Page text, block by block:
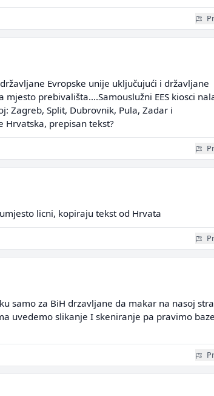
Evropske unije uključujući i državljane
prebivališta....Samouslužni EES kiosci
Zagreb, Split, Dubrovnik, Pula, Zadar i
Hrvatska, prepisan tekst?
licni, kopiraju tekst od Hrvata
samo za BiH drzavljane da makar na nasoj
uvedemo slikanje I skeniranje pa pravimo baze